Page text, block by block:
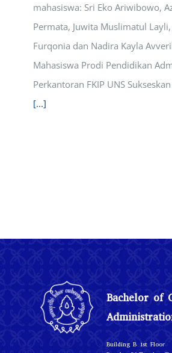
mahasiswa: Sri Eko Ariwibowo,
Permata, Juwita Muslimatul Layli,
Furqonia dan Nadira Kayla
Mahasiswa Prodi Pendidikan
Perkantoran FKIP UNS
[...]
Bachelor of
Building B 1st Floor